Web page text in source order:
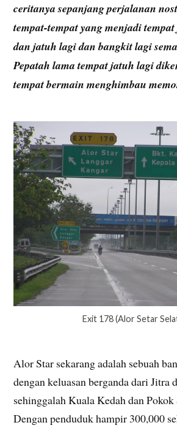
ceritanya sepanjang perjalanan
tempat-tempat yang menjadi
dan jatuh lagi dan bangkit lagi
Pepatah lama tempat jatuh lagi
tempat bermain menghimbau
Exit 178 (Alor Setar
Alor Star sekarang adalah sebuah
dengan keluasan berganda dari Jitra
sehinggalah Kuala Kedah dan
Dengan penduduk hampir 300,000